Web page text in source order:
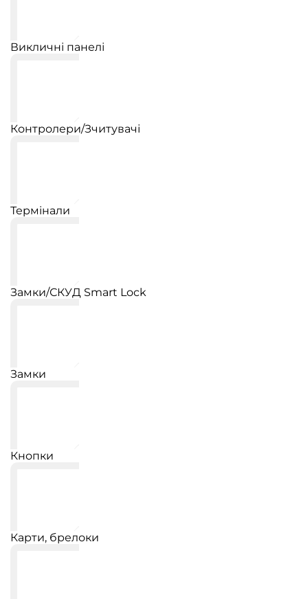
Викличні панелі
Контролери/Зчитувачі
Термінали
Замки/СКУД Smart Lock
Замки
Кнопки
Карти, брелоки